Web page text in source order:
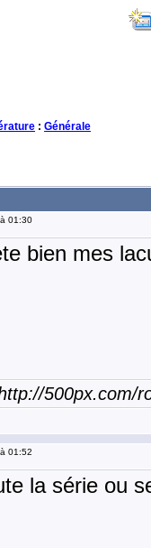
: Générale
01:30
bien mes
500px.com/
01:52
la série ou